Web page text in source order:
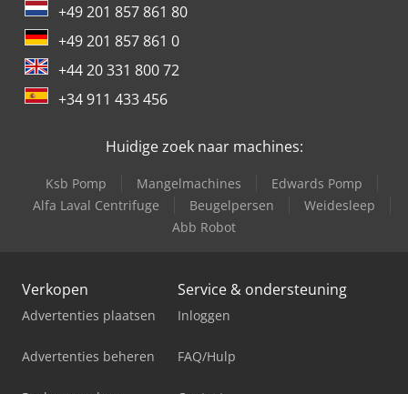
+49 201 857 861 80
+49 201 857 861 0
+44 20 331 800 72
+34 911 433 456
Huidige zoek naar machines:
Ksb Pomp Mangelmachines
Edwards Pomp
Alfa Laval Centrifuge
Beugelpersen
Weidesleep
Abb Robot
Verkopen
Advertenties plaatsen
Advertenties beheren
Service & ondersteuning
Inloggen
FAQ/Hulp